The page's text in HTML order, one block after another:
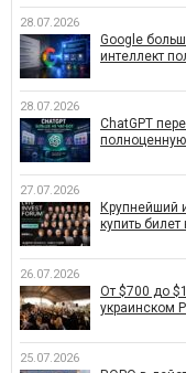
28.07.2026
Google
интеллект
28.07.2026
ChatGPT
27.07.2026
Крупнейший
купить
26.07.2026
От $700 до
украинском
25.07.2026